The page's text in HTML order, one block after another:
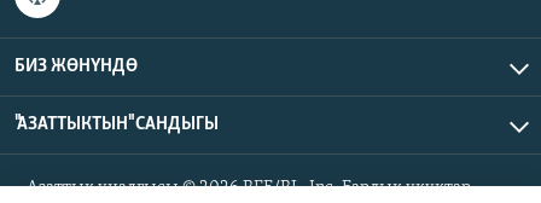
БИЗ ЖӨНҮНДӨ
"АЗАТТЫКТЫН" САНДЫГЫ
Азаттык үналгысы © 2026 RFE/RL, Inc. Бардык укуктар